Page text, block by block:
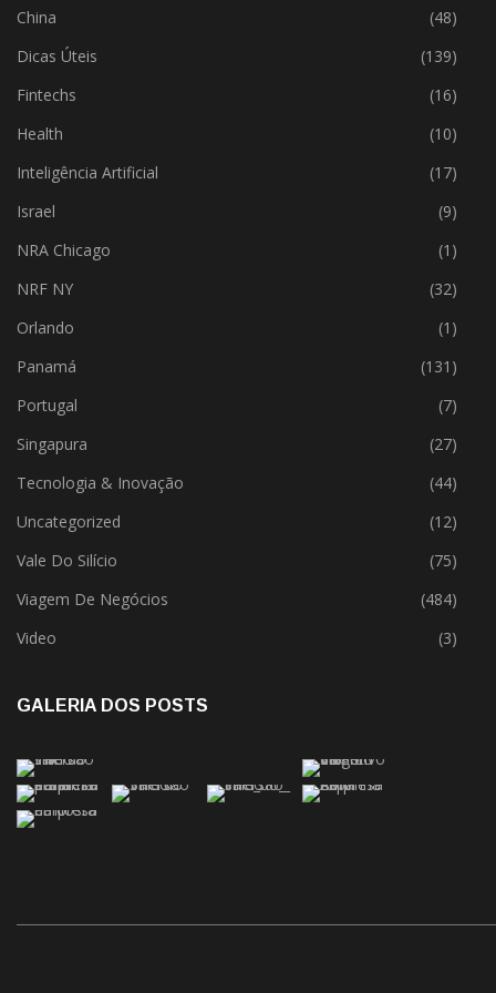
China
(48)
Dicas Úteis
(139)
Fintechs
(16)
Health
(10)
Inteligência Artificial
(17)
Israel
(9)
NRA Chicago
(1)
NRF NY
(32)
Orlando
(1)
Panamá
(131)
Portugal
(7)
Singapura
(27)
Tecnologia & Inovação
(44)
Uncategorized
(12)
Vale Do Silício
(75)
Viagem De Negócios
(484)
Video
(3)
GALERIA DOS POSTS